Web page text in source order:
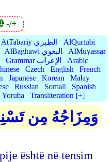
-/+
AtTabariy الطبري
AlQurtubi
AlBaghawi البغوي
AlMuyassar
Grammar الإعراب
Arabic
Czech English
French
Japanese Korean
Malay
Russian Somali
Spanish
Yoruba Transliteration [+]
وَمِزَاجُهُ مِن
është në tensim